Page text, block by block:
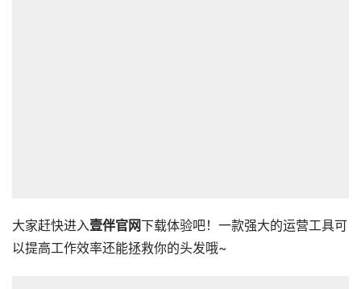
大家赶快进入壹伴官网下载体验吧！一款强大的运营工具可
以提高工作效率还能拯救你的头发哦~